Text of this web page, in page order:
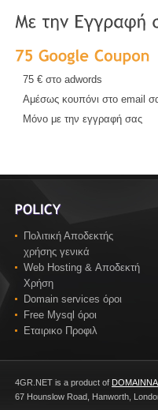
75 € στο adwords
Αμέσως κουπόνι στο email
Μόνο με την εγγραφή σας
Πολιτική Αποδεκτής
χρήσης γενικά
Web Hosting & Αποδεκτή
Χρήση
Domain services όροι
Free Mysql όροι
Εταιρικο Προφιλ
4GR.NET is a product of
67 Hounslow Road, Hanworth,